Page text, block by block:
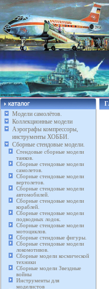
Модели самолётов.
Коллекционные модели
Аэрографы компрессоры,
инструменты ХОББИ.
Сборные стендовые модели.
Стендовые сборные модели
танков.
Сборные стендовые модели
самолетов.
Сборные стендовые модели
вертолетов.
Сборные стендовые модели
автомобилей.
Сборные стендовые модели
кораблей.
Сборные стендовые модели
подводных лодок.
Сборные стендовые модели
мотоциклов.
Сборные стендовые фигуры.
Сборные стендовые модели
локомотивов.
Сборные модели космической
техники
Сборные модели Звездные
войны
Инструменты для
моделистов